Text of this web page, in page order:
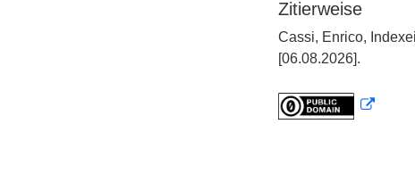
Zitierweise
Cassi, Enrico,
[06.08.2026].